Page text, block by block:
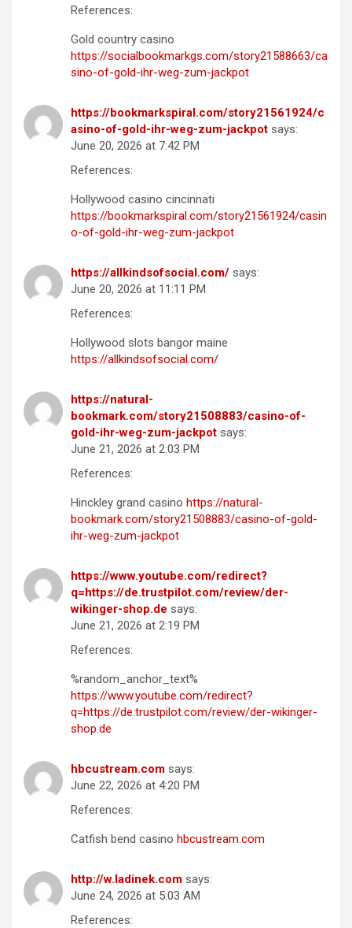
References:
Gold country casino
https://socialbookmarkgs.com/story21588663/ca
sino-of-gold-ihr-weg-zum-jackpot
https://bookmarkspiral.com/story21561924/c
asino-of-gold-ihr-weg-zum-jackpot says:
June 20, 2026 at 7:42 PM
References:
Hollywood casino cincinnati
https://bookmarkspiral.com/story21561924/casin
o-of-gold-ihr-weg-zum-jackpot
https://allkindsofsocial.com/ says:
June 20, 2026 at 11:11 PM
References:
Hollywood slots bangor maine
https://allkindsofsocial.com/
https://natural-
bookmark.com/story21508883/casino-of-
gold-ihr-weg-zum-jackpot says:
June 21, 2026 at 2:03 PM
References:
Hinckley grand casino https://natural-
bookmark.com/story21508883/casino-of-gold-
ihr-weg-zum-jackpot
https://www.youtube.com/redirect?
q=https://de.trustpilot.com/review/der-
wikinger-shop.de says:
June 21, 2026 at 2:19 PM
References:
%random_anchor_text%
https://www.youtube.com/redirect?
q=https://de.trustpilot.com/review/der-wikinger-
shop.de
hbcustream.com says:
June 22, 2026 at 4:20 PM
References:
Catfish bend casino hbcustream.com
http://w.ladinek.com says:
June 24, 2026 at 5:03 AM
References: